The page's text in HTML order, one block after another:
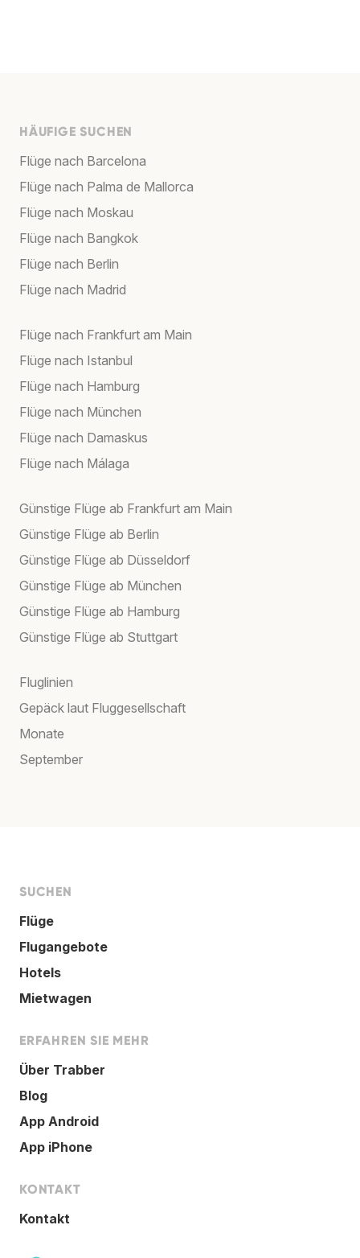
HÄUFIGE SUCHEN
Flüge nach Barcelona
Flüge nach Palma de Mallorca
Flüge nach Moskau
Flüge nach Bangkok
Flüge nach Berlin
Flüge nach Madrid
Flüge nach Frankfurt am Main
Flüge nach Istanbul
Flüge nach Hamburg
Flüge nach München
Flüge nach Damaskus
Flüge nach Málaga
Günstige Flüge ab Frankfurt am Main
Günstige Flüge ab Berlin
Günstige Flüge ab Düsseldorf
Günstige Flüge ab München
Günstige Flüge ab Hamburg
Günstige Flüge ab Stuttgart
Fluglinien
Gepäck laut Fluggesellschaft
Monate
September
SUCHEN
Flüge
Flugangebote
Hotels
Mietwagen
ERFAHREN SIE MEHR
Über Trabber
Blog
App Android
App iPhone
KONTAKT
Kontakt